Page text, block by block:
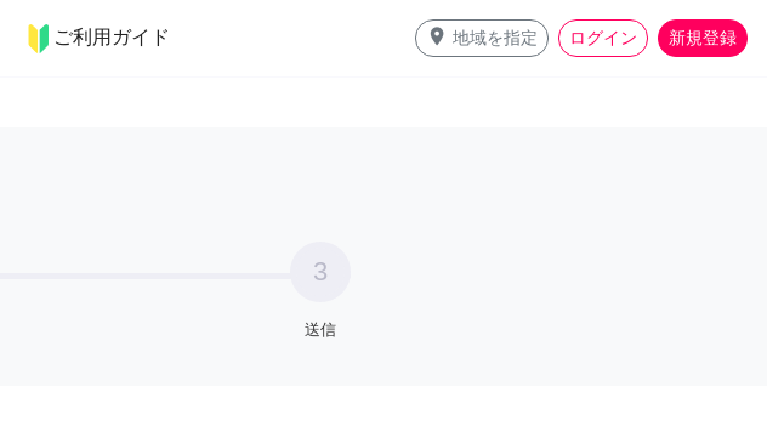
ご利用ガイド place 地域を指定 ログイン 新規登録
ペット 料理
3
送信